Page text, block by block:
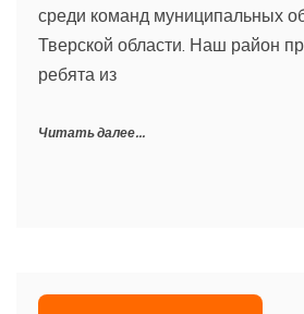
среди команд муниципальных
Тверской области. Наш район
ребята из
Читать далее...